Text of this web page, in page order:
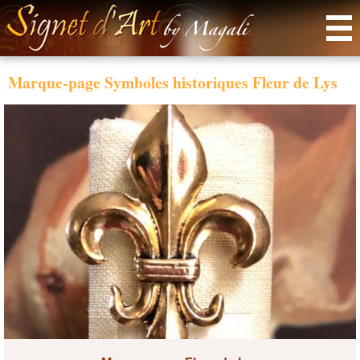
Marque-page Symboles historiques Fleur de Lys